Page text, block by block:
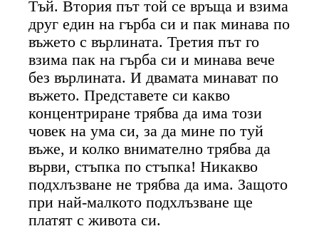
Тъй. Втория път той се връща и взима
друг един на гърба си и пак минава по
въжето с върлината. Третия път го
взима пак на гърба си и минава вече
без върлината. И двамата минават по
въжето. Представете си какво
концентриране трябва да има този
човек на ума си, за да мине по туй
въже, и колко внимателно трябва да
върви, стъпка по стъпка! Никакво
подхлъзване не трябва да има. Защото
при най-малкото подхлъзване ще
платят с живота си.